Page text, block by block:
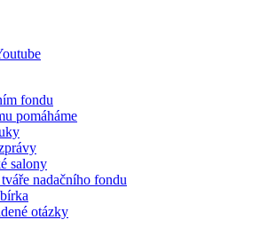
fondu
pomáháme
salony
nadačního fondu
otázky